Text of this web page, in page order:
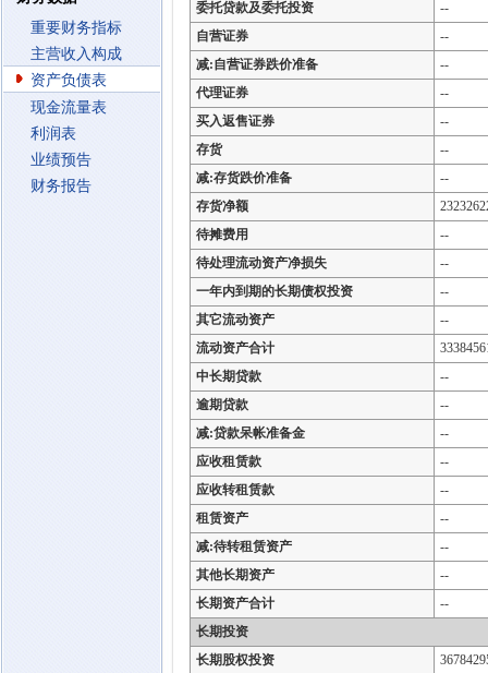
重要财务指标
主营收入构成
资产负债表
现金流量表
利润表
业绩预告
财务报告
委托贷款及委托投资
--
自营证券
--
减:自营证券跌价准备
--
代理证券
--
买入返售证券
--
存货
--
减:存货跌价准备
--
存货净额
待摊费用
--
待处理流动资产净损失
--
一年内到期的长期债权投资
--
其它流动资产
--
流动资产合计
中长期贷款
--
逾期贷款
--
减:贷款呆帐准备金
--
应收租赁款
--
应收转租赁款
--
租赁资产
--
减:待转租赁资产
--
其他长期资产
--
长期资产合计
--
长期投资
长期股权投资